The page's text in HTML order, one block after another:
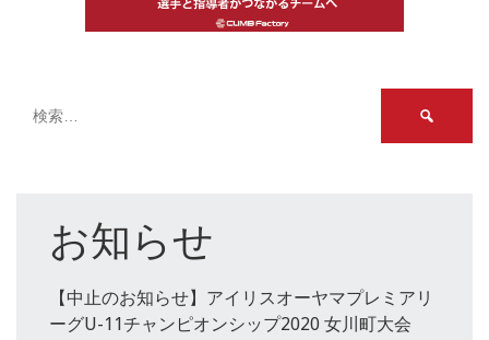
お知らせ
【中止のお知らせ】アイリスオーヤマプレミアリ
ーグU-11チャンピオンシップ2020 女川町大会